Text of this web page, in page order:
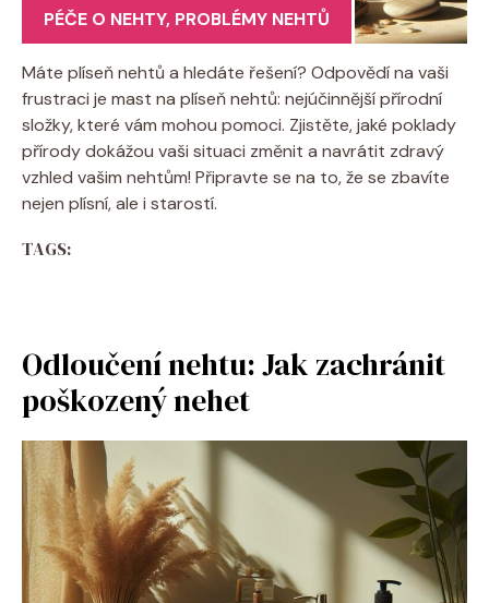
PÉČE O NEHTY, PROBLÉMY NEHTŮ
Máte plíseň nehtů a hledáte řešení? Odpovědí na vaši
frustraci je mast na plíseň nehtů: nejúčinnější přírodní
složky, které vám mohou pomoci. Zjistěte, jaké poklady
přírody dokážou vaši situaci změnit a navrátit zdravý
vzhled vašim nehtům! Připravte se na to, že se zbavíte
nejen plísní, ale i starostí.
TAGS:
Odloučení nehtu: Jak zachránit
poškozený nehet